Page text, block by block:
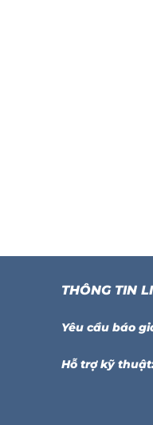
THÔNG TIN
Yêu cầu báo
Hỗ trợ kỹ